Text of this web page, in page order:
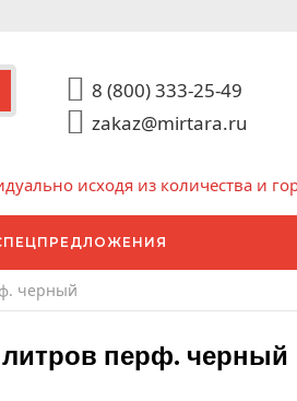
8 (800) 333-25-49
zakaz@mirtara.ru
исходя из количества и
черный
перф. черный